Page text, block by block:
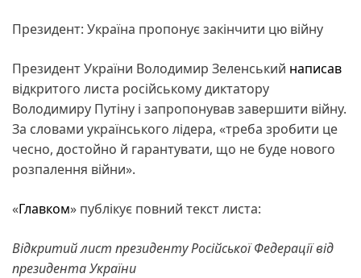
Президент: Україна пропонує закінчити цю війну
Президент України Володимир Зеленський написав
відкритого листа російському диктатору
Володимиру Путіну і запропонував завершити війну.
За словами українського лідера, «треба зробити це
чесно, достойно й гарантувати, що не буде нового
розпалення війни».
«Главком» публікує повний текст листа:
Відкритий лист президенту Російської Федерації від
президента України